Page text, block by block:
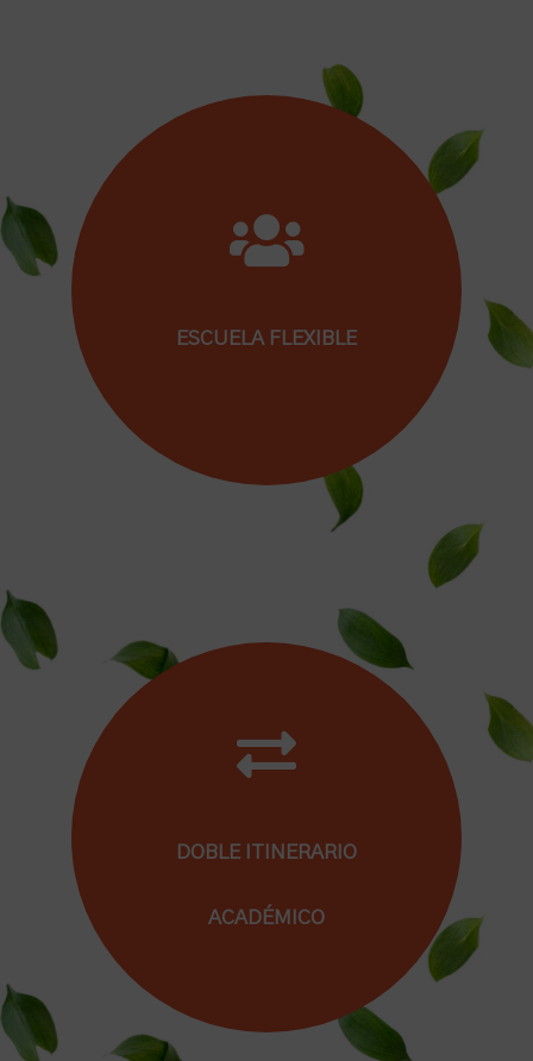
Porque apuestas por una escuela del Siglo XXI
donde se potencia la creatividad como
herramienta que favorece e impulsa los
procesos de cambio.
ESCUELA FLEXIBLE
Porque sabes que cada persona es diferente
y que lo coherente es optar por una escuela
DOBLE ITINERARIO
ACADÉMICO